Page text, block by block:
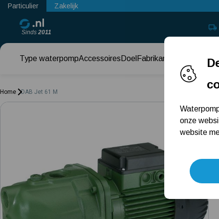
Particulier Zakelijk
Sinds 2011
Type waterpompAccessoires Doel Fabrikant
Home DAB Jet 61 M
onze
website